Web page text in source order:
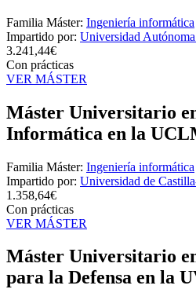
Familia Máster: Ingeniería informática
Impartido por: Universidad
3.241,44€
Con prácticas
VER MÁSTER
Máster Universitario
Informática en la
Familia Máster: Ingeniería informática
Impartido por: Universidad de
1.358,64€
Con prácticas
VER MÁSTER
Máster Universitario
para la Defensa en la